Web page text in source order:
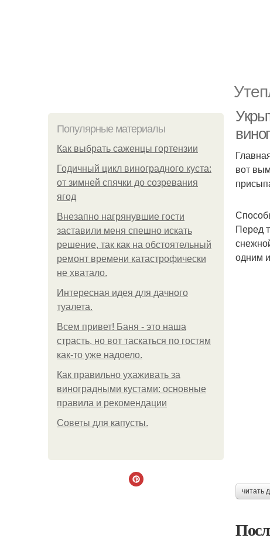
Популярные материалы
Как выбрать саженцы гортензии
Годичный цикл виноградного куста:
от зимней спячки до созревания
ягод
Внезапно нагрянувшие гости
заставили меня спешно искать
решение, так как на обстоятельный
ремонт времени катастрофически
не хватало.
Интересная идея для дачного
туалета.
Всем привет! Баня - это наша
страсть, но вот таскаться по гостям
как-то уже надоело.
Как правильно ухаживать за
виноградными кустами: основные
правила и рекомендации
Советы для капусты.
вот
Перед
одним
читать